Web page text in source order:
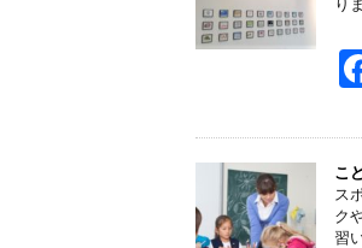
り
こ
ス
ク
習